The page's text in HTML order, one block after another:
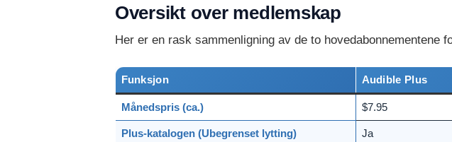
Oversikt over medlemskap
Her er en rask sammenligning av de to hovedabonnementene
Funksjon Audible Plus
Månedspris (ca.) $7.95
Plus-katalogen (Ubegrenset lytting) Ja